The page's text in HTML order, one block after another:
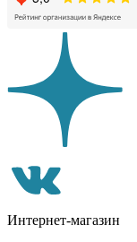
Интернет-магазин